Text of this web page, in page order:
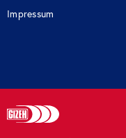
Impressum